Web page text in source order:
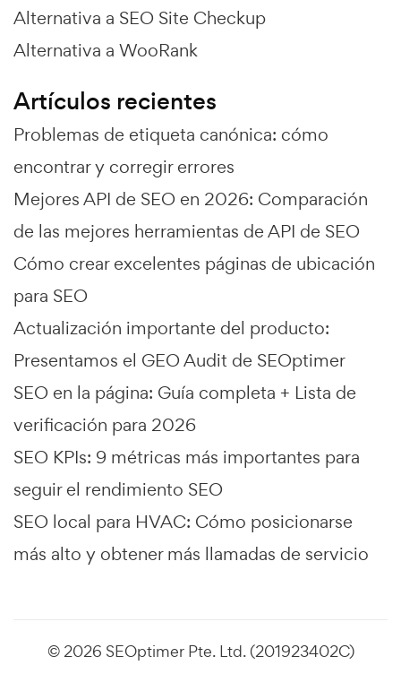
Alternativa a SEO Site Checkup
Alternativa a WooRank
Artículos recientes
Problemas de etiqueta canónica: cómo
encontrar y corregir errores
Mejores API de SEO en 2026: Comparación
de las mejores herramientas de API de SEO
Cómo crear excelentes páginas de ubicación
para SEO
Actualización importante del producto:
Presentamos el GEO Audit de SEOptimer
SEO en la página: Guía completa + Lista de
verificación para 2026
SEO KPIs: 9 métricas más importantes para
seguir el rendimiento SEO
SEO local para HVAC: Cómo posicionarse
más alto y obtener más llamadas de servicio
© 2026 SEOptimer Pte. Ltd. (201923402C)